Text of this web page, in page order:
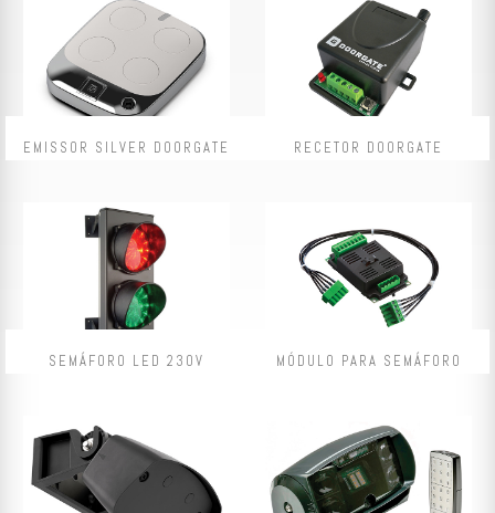
EMISSOR SILVER DOORGATE RECETOR DOORGATE
SEMÁFORO LED 230V MÓDULO PARA SEMÁFORO